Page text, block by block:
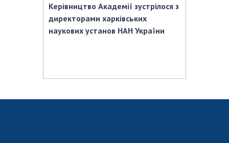
ПРОФСПІЛКА НАН УКРАЇНИ
КАБІНЕТ
Керівництво Академії зустрілося з
директорами харківських
наукових установ НАН України